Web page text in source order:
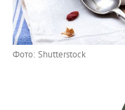
Фото: Shutterstock